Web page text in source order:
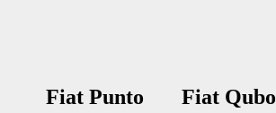
Fiat Punto Fiat Qubo